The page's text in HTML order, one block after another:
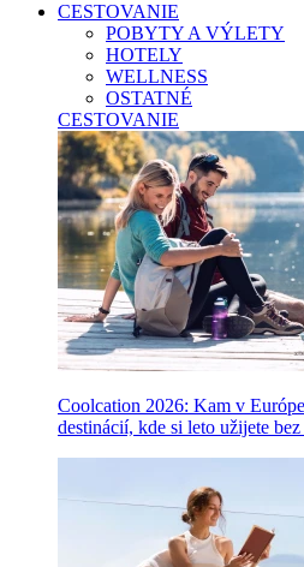
CESTOVANIE
POBYTY A VÝLETY
HOTELY
WELLNESS
OSTATNÉ
CESTOVANIE
Coolcation 2026: Kam v
destinácií, kde si leto užijete